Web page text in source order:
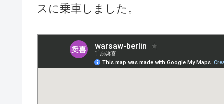
スに乗車しました。